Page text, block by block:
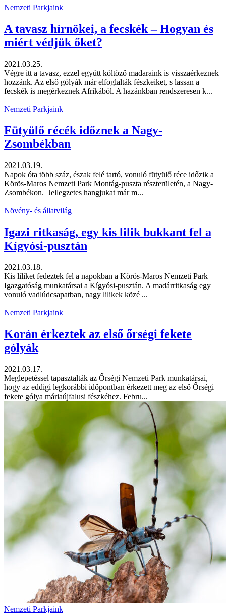
Nemzeti Parkjaink
A tavasz hírnökei, a fecskék – Hogyan és
miért védjük őket?
2021.03.25.
Végre itt a tavasz, ezzel együtt költöző madaraink is visszaérkeznek
hozzánk. Az első gólyák már elfoglalták fészkeiket, s lassan a
fecskék is megérkeznek Afrikából. A hazánkban rendszeresen k...
Nemzeti Parkjaink
Fütyülő récék időznek a Nagy-
Zsombékban
2021.03.19.
Napok óta több száz, észak felé tartó, vonuló fütyülő réce időzik a
Körös-Maros Nemzeti Park Montág-puszta részterületén, a Nagy-
Zsombékon. Jellegzetes hangjukat már m...
Növény- és állatvilág
Igazi ritkaság, egy kis lilik bukkant fel a
Kígyósi-pusztán
2021.03.18.
Kis liliket fedeztek fel a napokban a Körös-Maros Nemzeti Park
Igazgatóság munkatársai a Kígyósi-pusztán. A madárritkaság egy
vonuló vadlúdcsapatban, nagy lilikek közé ...
Nemzeti Parkjaink
Korán érkeztek az első őrségi fekete
gólyák
2021.03.17.
Meglepetéssel tapasztalták az Őrségi Nemzeti Park munkatársai,
hogy az eddigi legkorábbi időpontban érkezett meg az első Őrségi
fekete gólya máriaújfalusi fészkéhez. Febru...
Nemzeti Parkjaink